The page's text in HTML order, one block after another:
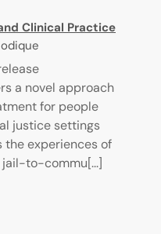
Clinical Practice
a novel approach
for people
justice settings
the experiences of
jail-to-commu[...]